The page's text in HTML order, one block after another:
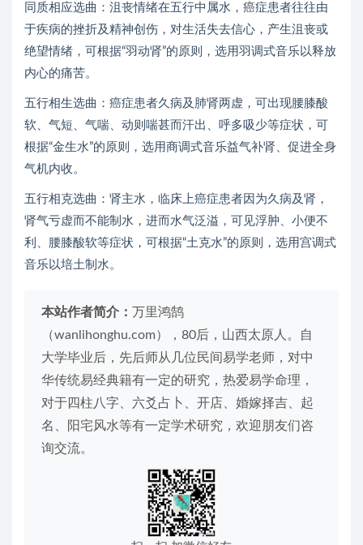
同质相应选曲：沮丧情绪在五行中属水，癌症患者往往由
于疾病的挫折及精神创伤，对生活失去信心，产生沮丧或
绝望情绪，可根据“羽动肾”的原则，选用羽调式音乐以释放
内心的痛苦。
五行相生选曲：癌症患者久病及肺肾两虚，可出现腰膝酸
软、气短、气喘、动则喘甚而汗出、呼多吸少等症状，可
根据“金生水”的原则，选用商调式音乐益气补肾、促进全身
气机内收。
五行相克选曲：肾主水，临床上癌症患者因为久病及肾，
肾气亏虚而不能制水，进而水气泛溢，可见浮肿、小便不
利、腰膝酸软等症状，可根据“土克水”的原则，选用宫调式
音乐以培土制水。
本站作者简介： 万里鸿鹄
（wanlihonghu.com），80后，山西太原人。自
大学毕业后，先后师从几位民间易学老师，对中
华传统易经典籍有一定的研究，热爱易学命理，
对于四柱八字、六爻占卜、开店、婚嫁择吉、起
名、阳宅风水等有一定学术研究，欢迎朋友们咨
询交流。